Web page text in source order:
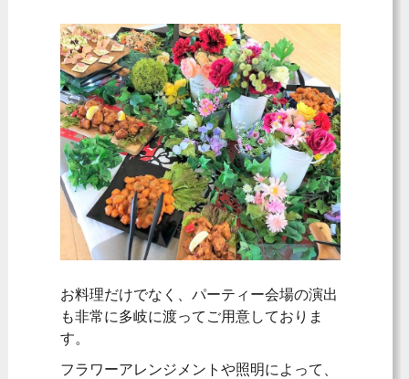
お料理だけでなく、パーティー会場の演出
も非常に多岐に渡ってご用意しておりま
す。
フラワーアレンジメントや照明によって、